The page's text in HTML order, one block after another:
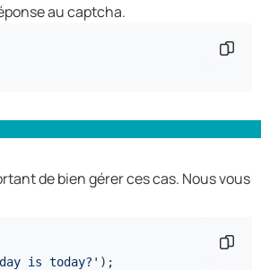
au captcha.
de bien gérer ces cas. Nous vous
is today?' );